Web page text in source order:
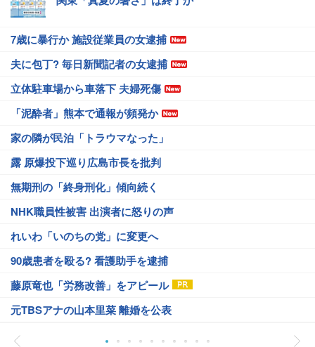
7歳に暴行か 施設従業員の女逮捕
夫に包丁? 毎日新聞記者の女逮捕
立体駐車場から車落下 夫婦死傷
「泥酔者」熊本で通報が頻発か
家の隣が民泊「トラウマなった」
露 原爆投下巡り広島市長を批判
無期刑の「終身刑化」傾向続く
NHK職員性被害 出演者に怒りの声
れいわ「いのちの党」に変更へ
90歳患者を殴る? 看護助手を逮捕
藤原竜也「労務改善」をアピール
元TBSアナの山本里菜 離婚を公表